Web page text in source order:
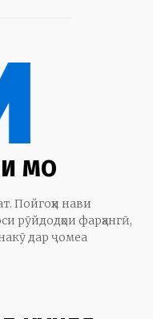
МО
Пойгоҳи нави
рӯйдодҳои фарҳангӣ,
дар ҷомеа